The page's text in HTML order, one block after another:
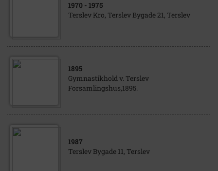
1970 - 1975
Terslev Kro, Terslev Bygade 21, Terslev
1895
Gymnastikhold v. Terslev
Forsamlingshus,1895.
1987
Terslev Bygade 11, Terslev